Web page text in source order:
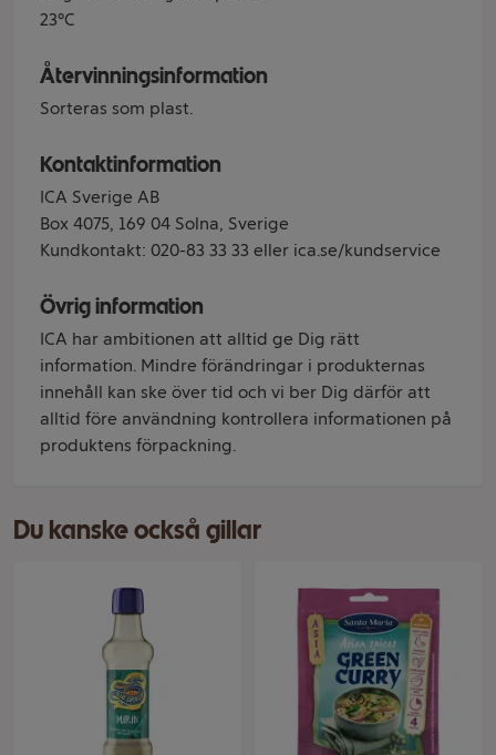
23°C
Återvinningsinformation
Sorteras som plast.
Kontaktinformation
ICA Sverige AB
Box 4075, 169 04 Solna, Sverige
Kundkontakt: 020-83 33 33 eller ica.se/kundservice
Övrig information
ICA har ambitionen att alltid ge Dig rätt
information. Mindre förändringar i produkternas
innehåll kan ske över tid och vi ber Dig därför att
alltid före användning kontrollera informationen på
produktens förpackning.
Du kanske också gillar